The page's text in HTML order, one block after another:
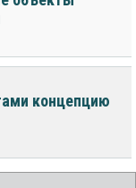
концепцию